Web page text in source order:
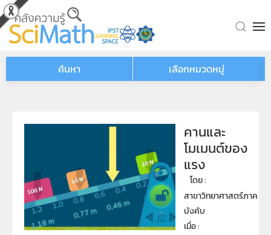
Skip to main content
ค้นหา เลือกหมวดหมู่
คานและ
โมเมนต์ของ
แรง
โดย :
สาขาวิทยาศาสตร์ภาค
บังคับ
เมื่อ :